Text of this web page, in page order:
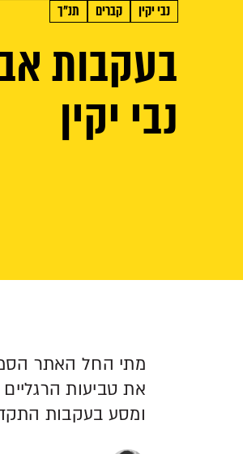
נבי יקין
קברים תנ"ך
בעקבות
נבי יקין
מתי החל האתר
את טביעות
ומסע בעקבות